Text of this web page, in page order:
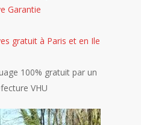
Garantie
gratuit à Paris et en Ile
100% gratuit par un
VHU